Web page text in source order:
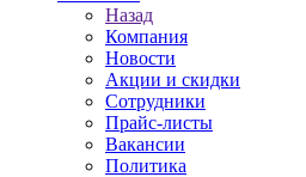
Назад
Компания
Новости
Акции и скидки
Сотрудники
Прайс-листы
Вакансии
Политика